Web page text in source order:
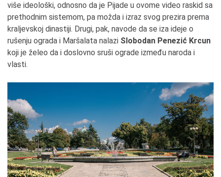
više ideološki, odnosno da je Pijade u ovome video raskid sa
prethodnim sistemom, pa možda i izraz svog prezira prema
kraljevskoj dinastiji. Drugi, pak, navode da se iza ideje o
rušenju ograda i Maršalata nalazi Slobodan Penezić Krcun
koji je želeo da i doslovno sruši ograde između naroda i
vlasti.